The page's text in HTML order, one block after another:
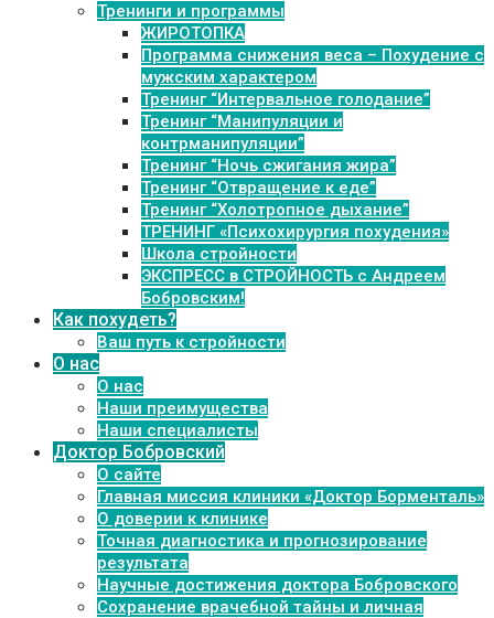
Тренинги и программы
ЖИРОТОПКА
Программа снижения веса – Похудение с
мужским характером
Тренинг “Интервальное голодание”
Тренинг “Манипуляции и
контрманипуляции”
Тренинг “Ночь сжигания жира”
Тренинг “Отвращение к еде”
Тренинг “Холотропное дыхание”
ТРЕНИНГ «Психохирургия похудения»
Школа стройности
ЭКСПРЕСС в СТРОЙНОСТЬ с Андреем
Бобровским!
Как похудеть?
Ваш путь к стройности
О нас
О нас
Наши преимущества
Наши специалисты
Доктор Бобровский
О сайте
Главная миссия клиники «Доктор Борменталь»
О доверии к клинике
Точная диагностика и прогнозирование
результата
Научные достижения доктора Бобровского
Сохранение врачебной тайны и личная